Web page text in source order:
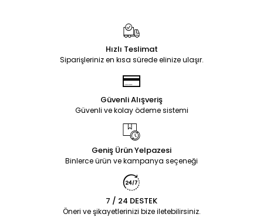
Hızlı Teslimat
Siparişleriniz en kısa sürede elinize ulaşır.
Güvenli Alışveriş
Güvenli ve kolay ödeme sistemi
Geniş Ürün Yelpazesi
Binlerce ürün ve kampanya seçeneği
7 / 24 DESTEK
Öneri ve şikayetlerinizi bize iletebilirsiniz.